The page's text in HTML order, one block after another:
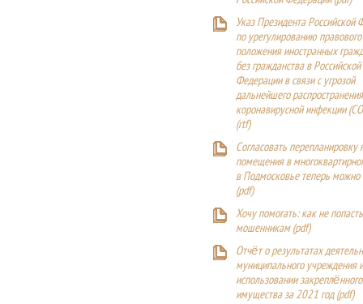
Указ Президента Российской
по урегулированию правового
положения иностранных
без гражданства в Российской
Федерации в связи с угрозой
дальнейшего
коронавирусной инфекции
(rtf)
Согласовать перепланировку
помещения в
в Подмосковье теперь можно
(pdf)
Хочу помогать: как не
мошенникам (pdf)
Отчёт о результатах
муниципального учреждения
использовании
имущества за 2021 год (pdf)